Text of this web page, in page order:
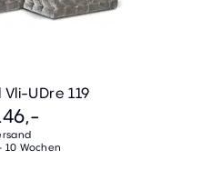
UDre 119
10 Wochen